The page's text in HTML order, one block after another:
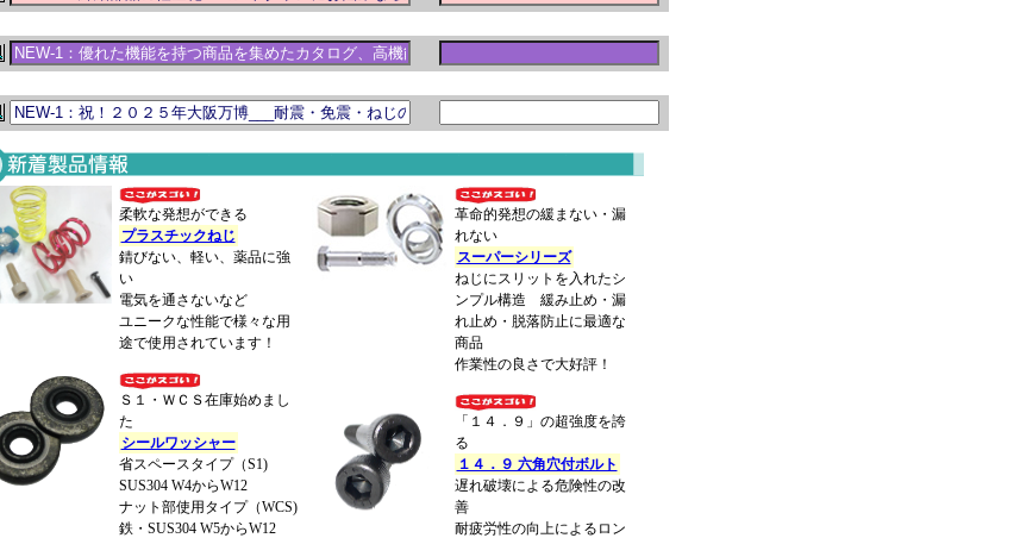
柔軟な発想ができる
プラスチックねじ
錆びない、軽い、薬品に強
い
電気を通さないなど
ユニークな性能で様々な用
途で使用されています！
Ｓ１・ＷＣＳ在庫始めまし
た
シールワッシャー
省スペースタイプ（S1)
SUS304 W4からW12
ナット部使用タイプ（WCS)
鉄・SUS304 W5からW12
革命的発想の緩まない・漏
れない
スーパーシリーズ
ねじにスリットを入れたシ
ンプル構造 緩み止め・漏
れ止め・脱落防止に最適な
商品
作業性の良さで大好評！
「１４．９」の超強度を誇
る
１４．９ 六角穴付ボルト
遅れ破壊による危険性の改
善
耐疲労性の向上によるロン